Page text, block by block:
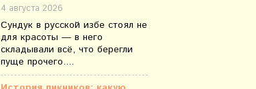
4 августа 2026
Сундук в русской избе стоял не
для красоты — в него
складывали всё, что берегли
пуще прочего....